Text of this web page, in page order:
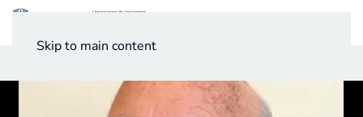
Skip to main content